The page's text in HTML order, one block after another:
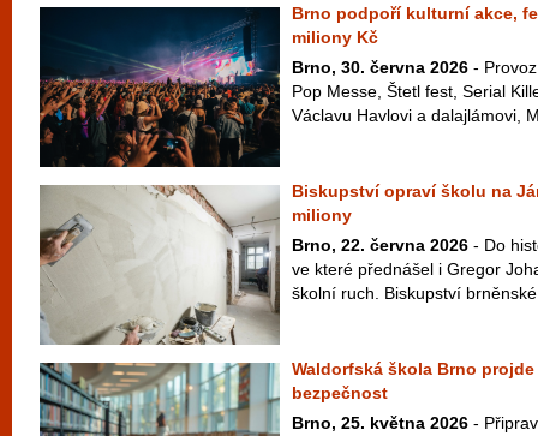
Brno podpoří kulturní akce,
miliony Kč
Brno, 30. června 2026 -
Pop Messe, Štetl fest, Serial
Václavu Havlovi a dalajlámovi,
Biskupství opraví školu na
miliony
Brno, 22. června 2026 - Do
ve které přednášel i Gregor
školní ruch. Biskupství
Waldorfská škola Brno
bezpečnost
Brno, 25. května 2026 -